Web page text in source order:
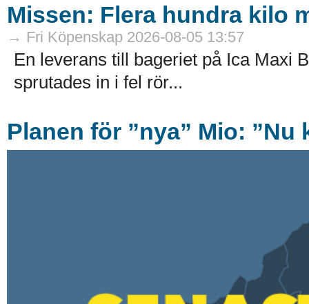
Missen: Flera hundra kilo
→ Fri Köpenskap 2026-08-05 13:57
En leverans till bageriet på Ica Maxi
sprutades in i fel rör...
Planen för ”nya” Mio: